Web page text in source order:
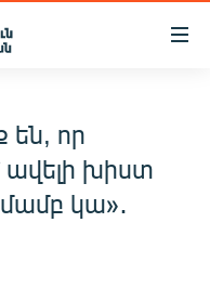
են, որ
խիստ
կա»․